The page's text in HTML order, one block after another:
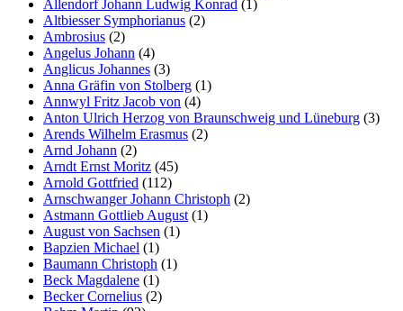
Allendorf Johann Ludwig Konrad (1)
Altbiesser Symphorianus (2)
Ambrosius (2)
Angelus Johann (4)
Anglicus Johannes (3)
Anna Gräfin von Stolberg (1)
Annwyl Fritz Jacob von (4)
Anton Ulrich Herzog von Braunschweig und Lüneburg (3)
Arends Wilhelm Erasmus (2)
Arnd Johann (2)
Arndt Ernst Moritz (45)
Arnold Gottfried (112)
Arnschwanger Johann Christoph (2)
Astmann Gottlieb August (1)
August von Sachsen (1)
Bapzien Michael (1)
Baumann Christoph (1)
Beck Magdalene (1)
Becker Cornelius (2)